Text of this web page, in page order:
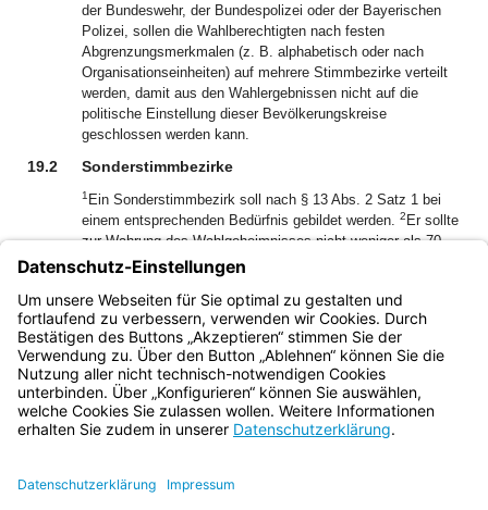
der Bundeswehr, der Bundespolizei oder der Bayerischen
Polizei, sollen die Wahlberechtigten nach festen
Abgrenzungsmerkmalen (z. B. alphabetisch oder nach
Organisationseinheiten) auf mehrere Stimmbezirke verteilt
werden, damit aus den Wahlergebnissen nicht auf die
politische Einstellung dieser Bevölkerungskreise
geschlossen werden kann.
19.2 Sonderstimmbezirke
1 Ein Sonderstimmbezirk soll nach § 13 Abs. 2 Satz 1 bei
einem entsprechenden Bedürfnis gebildet werden. 2 Er sollte
zur Wahrung des Wahlgeheimnisses nicht weniger als 70
Wahlberechtigte umfassen.
die Bildung eines Sonderstimmbezirks für die Einrichtung
nicht gegeben, hat die Gemeinde zu prüfen, ob bewegliche
Wahlvorstände einzurichten sind (vgl. Nr. 9).
Bayern.de
BayernPortal
Impressum